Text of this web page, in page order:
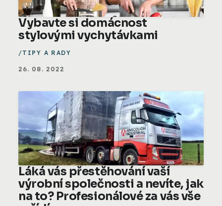
Vybavte si domácnost
stylovými vychytávkami
TIPY A RADY
26. 08. 2022
Láká vás přestěhování vaší
výrobní společnosti a nevíte, jak
na to? Profesionálové za vás vše